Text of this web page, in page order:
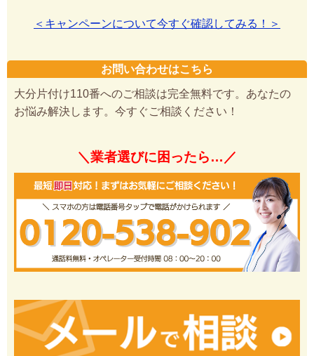
＜キャンペーンについて今すぐ確認してみる！＞
お問い合わせはこちら
大分片付け110番へのご相談は完全無料です。あなたの
お悩み解決します。今すぐご相談ください！
＼業者選びに困ったら…／